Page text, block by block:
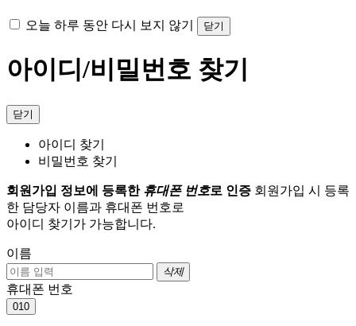
오늘 하루 동안 다시 보지 않기 닫기
아이디/비밀번호 찾기
닫기
아이디 찾기
비밀번호 찾기
회원가입 정보에 등록한 휴대폰 번호로 인증 회원가입 시 등록
한 담당자 이름과 휴대폰 번호로
아이디 찾기가 가능합니다.
이름
삭제
휴대폰 번호
010